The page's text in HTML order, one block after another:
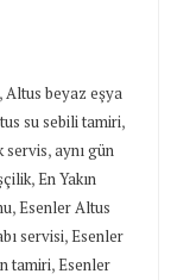
,Altus beyaz eşya
su sebili tamiri,
servis,aynı gün
,En Yakın
,Esenler Altus
servisi,Esenler
tamiri,Esenler